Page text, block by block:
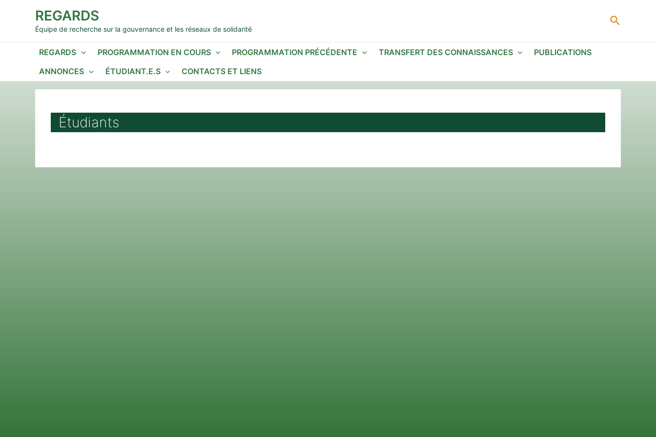
REGARDS
Équipe de recherche sur la gouvernance et les réseaux de solidarité
REGARDS PROGRAMMATION EN COURS PROGRAMMATION PRÉCÉDENTE TRANSFERT DES CONNAISSANCES
PUBLICATIONS
ANNONCES
ÉTUDIANT.E.S CONTACTS ET LIENS
Étudiants